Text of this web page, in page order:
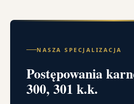
NASZA SPECJALIZACJA
Postępowania
300, 301 k.k.